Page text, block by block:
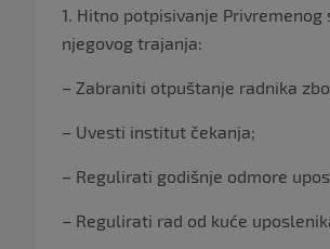
1. Hitno potpisivanje
njegovog trajanja:
– Zabraniti otpuštanje radnika
– Uvesti institut čekanja;
– Regulirati godišnje odmore
– Regulirati rad od kuće